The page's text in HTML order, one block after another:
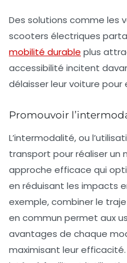
Des solutions comme les
scooters électriques
mobilité durable plus
accessibilité incitent
délaisser leur voiture
Promouvoir
L’intermodalité, ou
transport pour réaliser un
approche efficace qui
en réduisant les impacts
exemple, combiner le
en commun permet aux
avantages de chaque
maximisant leur efficacité.